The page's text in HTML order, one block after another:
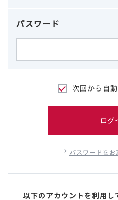
パスワード
次回から自
ログ
パスワードをお
以下のアカウントを利用し